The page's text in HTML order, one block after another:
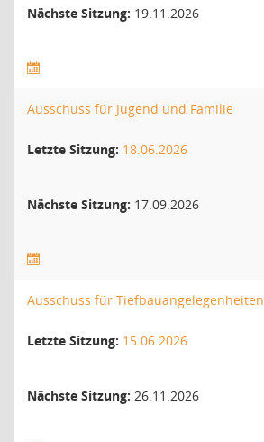
Nächste Sitzung: 19.11.2026
Ausschuss für Jugend und Familie
Letzte Sitzung: 18.06.2026
Nächste Sitzung: 17.09.2026
Ausschuss für Tiefbauangelegenheiten
Letzte Sitzung: 15.06.2026
Nächste Sitzung: 26.11.2026